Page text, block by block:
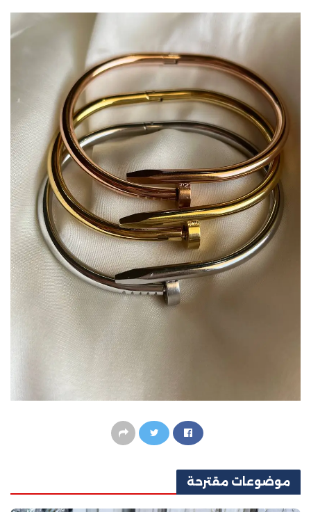
موضوعات مقترحة